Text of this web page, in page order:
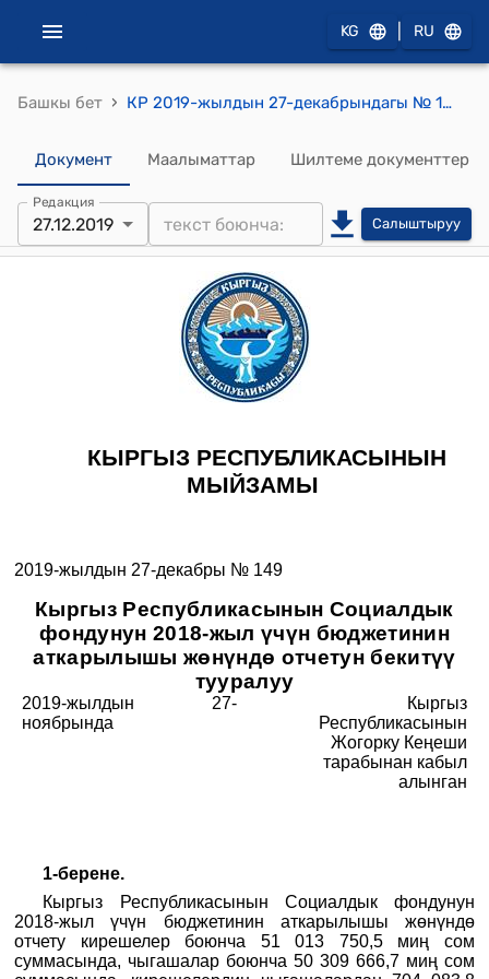
KG RU
Башкы бет › КР 2019-жылдын 27-декабрындагы № 149 "Кыргыз Республикасынын Социалдык фондунун 2018-жыл үчүн бюджетинин аткарылышы жөнүндө отчетун бекитүү тууралуу" Мыйзамы
Документ Маалыматтар Шилтеме документтер
Редакция
27.12.2019 Салыштыруу